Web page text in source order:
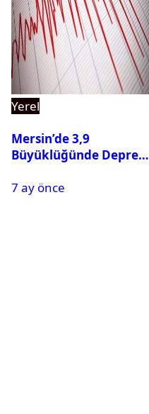
Yerel
Mersin’de 3,9
Büyüklüğünde Deprem
7 ay önce